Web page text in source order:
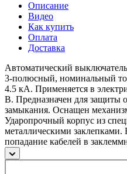
Описание
Видео
Как купить
Оплата
Доставка
Автоматический
3-полюсный, номинальный
4.5 кА. Применяется в
В. Предназначен для защиты
замыкания. Оснащен
Ударопрочный корпус из
металлическими
попадание кабелей в